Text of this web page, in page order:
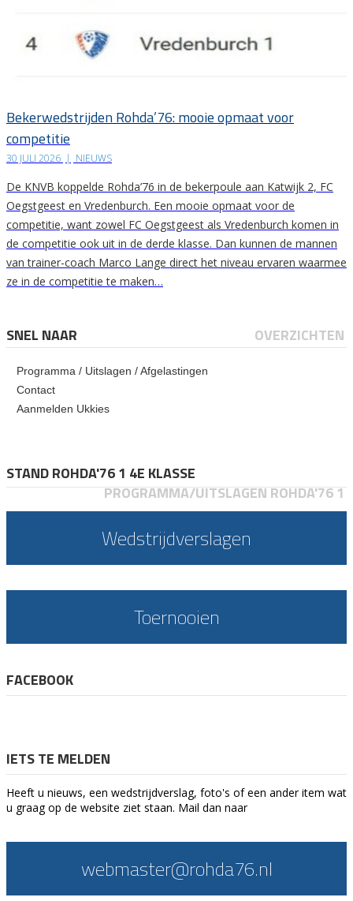
Bekerwedstrijden Rohda’76: mooie opmaat voor
competitie
30 JULI 2026 | NIEUWS
De KNVB koppelde Rohda’76 in de bekerpoule aan Katwijk 2, FC
Oegstgeest en Vredenburch. Een mooie opmaat voor de
competitie, want zowel FC Oegstgeest als Vredenburch komen in
de competitie ook uit in de derde klasse. Dan kunnen de mannen
van trainer-coach Marco Lange direct het niveau ervaren waarmee
ze in de competitie te maken…
SNEL NAAR OVERZICHTEN
Programma / Uitslagen / Afgelastingen
Contact
Aanmelden Ukkies
STAND ROHDA'76 1 4E KLASSE
PROGRAMMA/UITSLAGEN ROHDA'76 1
Wedstrijdverslagen
Toernooien
FACEBOOK
IETS TE MELDEN
Heeft u nieuws, een wedstrijdverslag, foto's of een ander item wat
u graag op de website ziet staan. Mail dan naar
webmaster@rohda76.nl